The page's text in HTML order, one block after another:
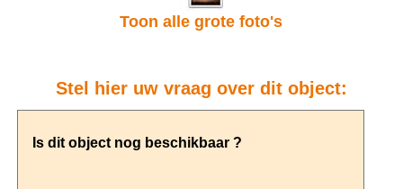
Toon alle grote foto's
Stel hier uw vraag over dit object: